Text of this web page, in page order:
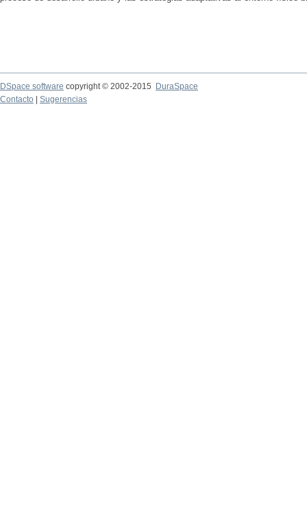
DSpace software copyright © 2002-2015
DuraSpace
Contacto
Sugerencias